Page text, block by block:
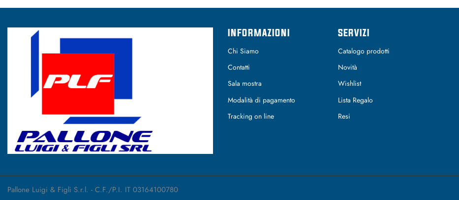
INFORMAZIONI
Chi Siamo
Contatti
Sala mostra
Modalità di pagamento
Tracking on line
SERVIZI
Catalogo prodotti
Novità
Wishlist
Lista Regalo
Resi
Pallone Luigi & Figli S.r.l. - C.F./P.I. IT 03164100780